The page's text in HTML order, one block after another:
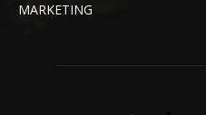
MARKETING